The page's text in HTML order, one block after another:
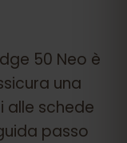
50 Neo è
una
alle schede
passo